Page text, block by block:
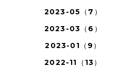
2023-05（7）
2023-03（6）
2023-01（9）
2022-11（13）